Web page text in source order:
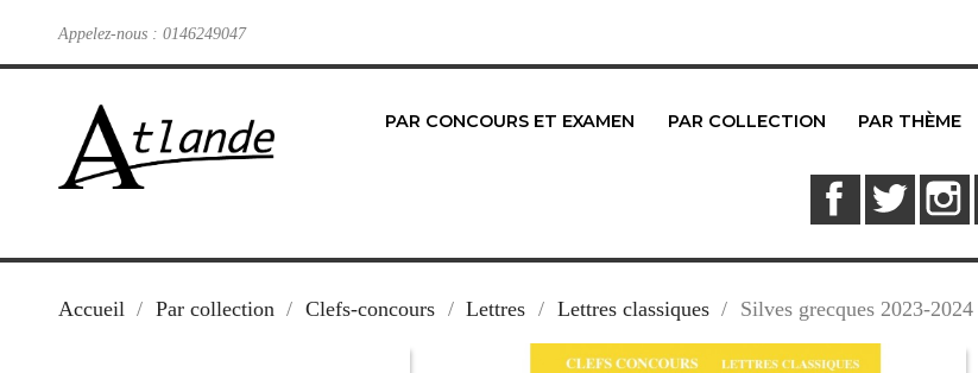
Appelez-nous : 0146249047
PAR CONCOURS ET EXAMEN PAR COLLECTION PAR THÈME
FacebookTwitter
Accueil Par collection Clefs-concours Lettres Lettres classiques Silves grecques 2023-2024